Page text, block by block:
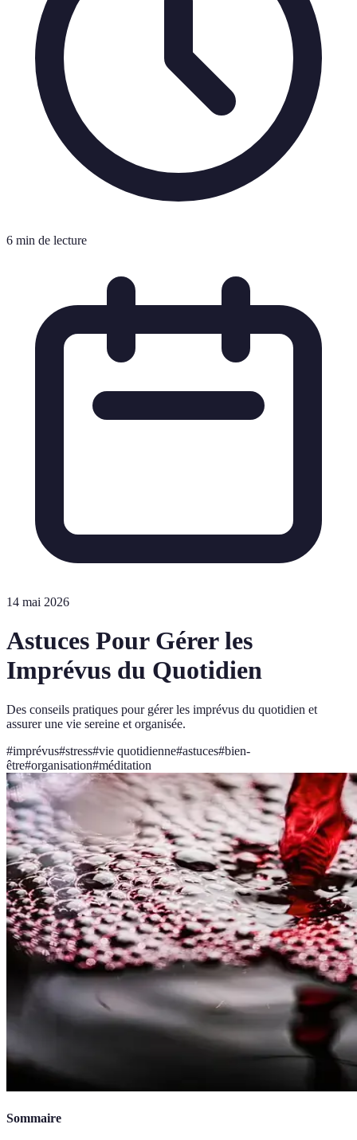
6 min de lecture
14 mai 2026
Astuces Pour Gérer les
Imprévus du Quotidien
Des conseils pratiques pour gérer les imprévus du quotidien et
assurer une vie sereine et organisée.
#imprévus#stress#vie quotidienne#astuces#bien-
être#organisation#méditation
Sommaire